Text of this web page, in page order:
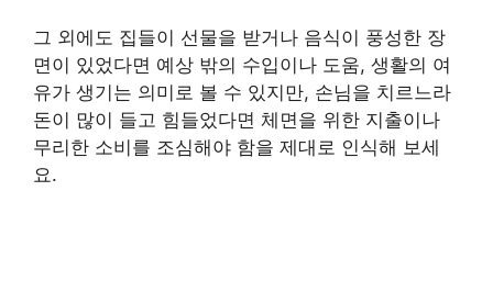
그 외에도 집들이 선물을 받거나 음식이 풍성한 장
면이 있었다면 예상 밖의 수입이나 도움, 생활의 여
유가 생기는 의미로 볼 수 있지만, 손님을 치르느라
돈이 많이 들고 힘들었다면 체면을 위한 지출이나
무리한 소비를 조심해야 함을 제대로 인식해 보세
요.